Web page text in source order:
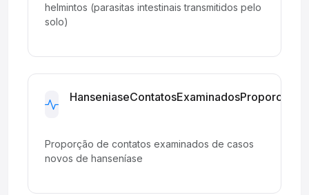
helmintos (parasitas intestinais transmitidos pelo
solo)
HanseniaseContatosExaminadosProporcao
Proporção de contatos examinados de casos
novos de hanseníase